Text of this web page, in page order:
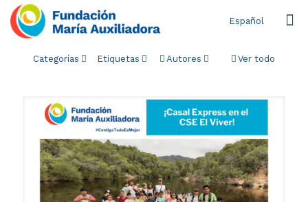
Español
Categorías Etiquetas Autores Ver todo